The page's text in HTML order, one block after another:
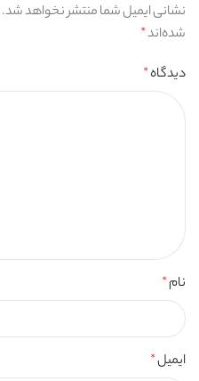
نشانی ایمیل شما منتشر نخواهد شد.
شده‌اند*
دیدگاه*
نام*
ایمیل*